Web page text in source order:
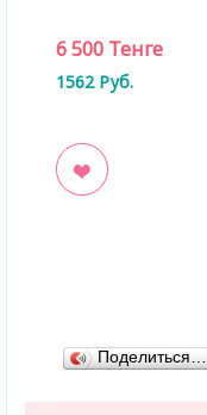
6 500 Тенге
1562 Руб.
Поделиться…